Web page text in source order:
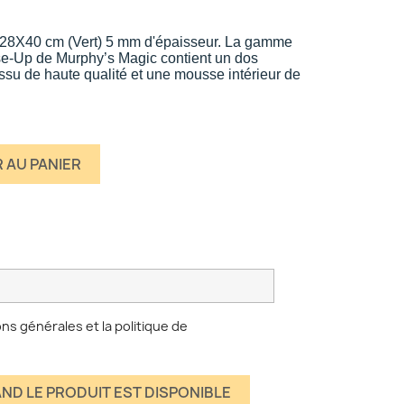
cm (Vert) 5 mm d'épaisseur. La gamme
Up de Murphy’s Magic contient un dos
de haute qualité et une mousse intérieur de
AU PANIER
générales et la politique de
LE PRODUIT EST DISPONIBLE